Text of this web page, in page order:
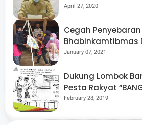
Tags NTB Pembangunan
Share
April 27, 2020
Cegah
Bhabinkamtibmas
Pantau Kegiatan
January 07, 2021
Dukung Lombok
Pesta Rakyat
Kembali Digelar
February 28, 2019